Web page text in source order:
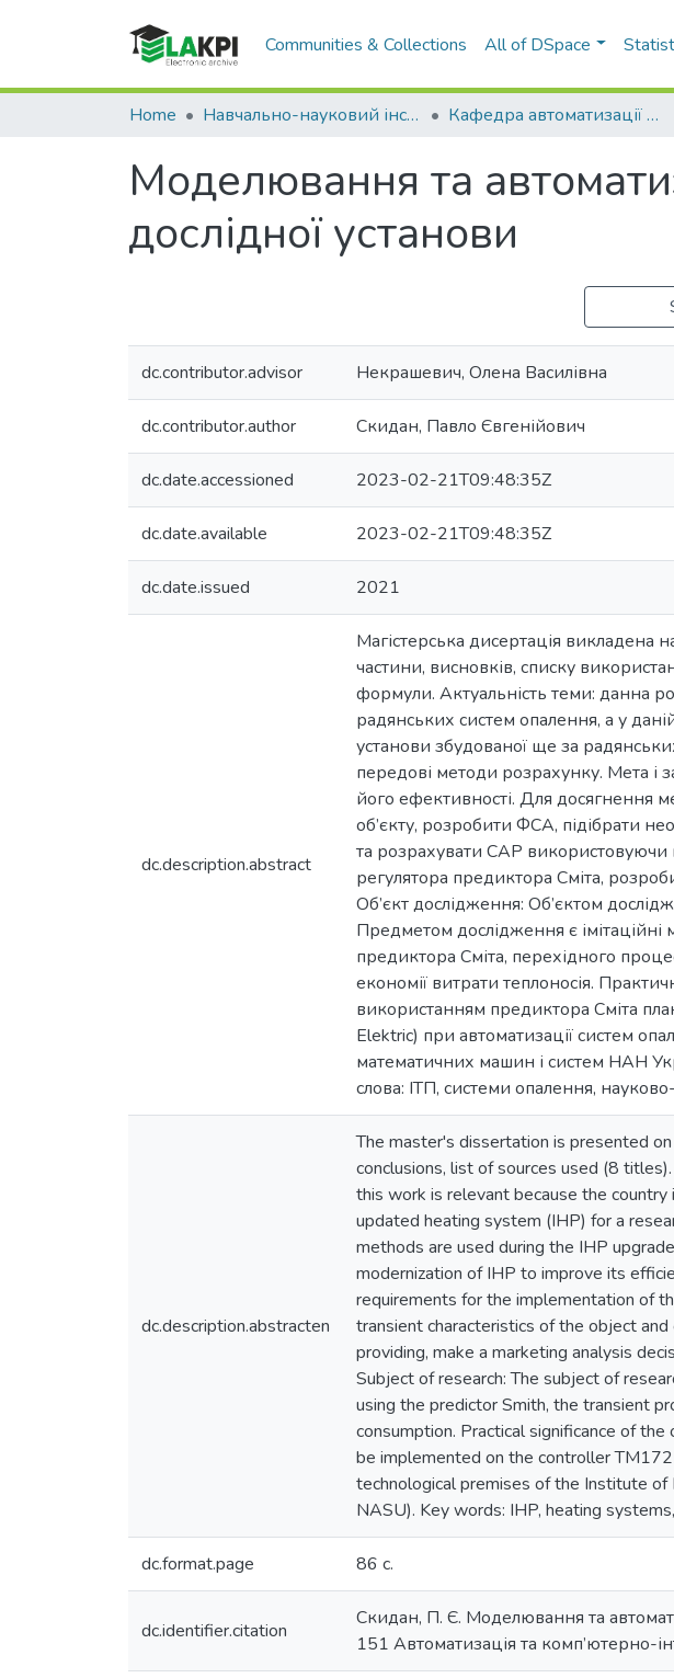
Communities & Collections All of DSpace
Home Навчально-науковий інститут атомної та теплової енергетики (НН ІАТЕ) Кафедра автоматизації енергетичних процесів (АЕП)
Моделювання та
дослідної установи
dc.contributor.advisor Некрашевич, Олена Василівна
dc.contributor.author Скидан, Павло Євгенійович
dc.date.accessioned 2023-02-21T09:48:35Z
dc.date.available 2023-02-21T09:48:35Z
dc.date.issued 2021
dc.description.abstract
Магістерська дисертація викладена
частини, висновків, списку
формули. Актуальність теми: данна
радянських систем опалення, а у
установи збудованої ще за
передові методи розрахунку. Мета і
його ефективності. Для досягнення
об’єкту, розробити ФСА, підібрати
та розрахувати САР використовуючи
регулятора предиктора Сміта,
Об’єкт дослідження: Об’єктом
Предметом дослідження є
предиктора Сміта, перехідного
економії витрати теплоносія.
використанням предиктора Сміта
Elektric) при автоматизації систем
математичних машин і систем НАН
слова: ІТП, системи опалення,
dc.description.abstracten
The master's dissertation is presented
conclusions, list of sources used (8
this work is relevant because the
updated heating system (IHP) for a
methods are used during the IHP
modernization of IHP to improve its
requirements for the implementation of
transient characteristics of the object
providing, make a marketing analysis
Subject of research: The subject of
using the predictor Smith, the transient
consumption. Practical significance of
be implemented on the controller
technological premises of the Institute
NASU). Key words: IHP, heating
dc.format.page 86 с.
dc.identifier.citation
Скидан, П. Є. Моделювання та
151 Автоматизація та комп’ютерно-